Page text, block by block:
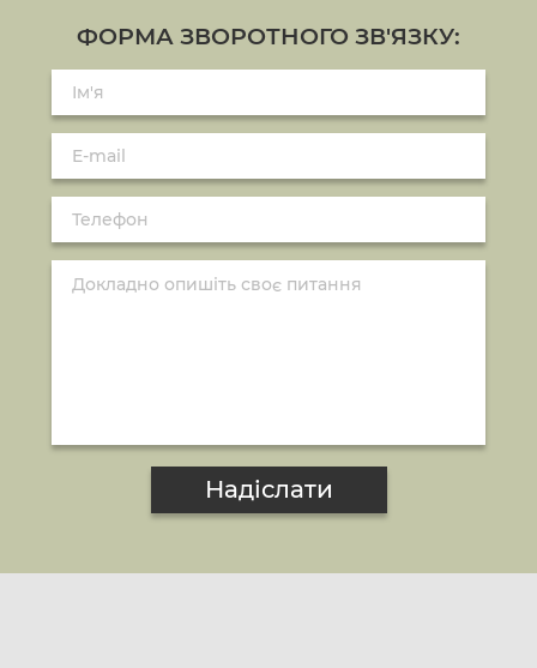
ФОРМА ЗВОРОТНОГО ЗВ'ЯЗКУ:
Надіслати